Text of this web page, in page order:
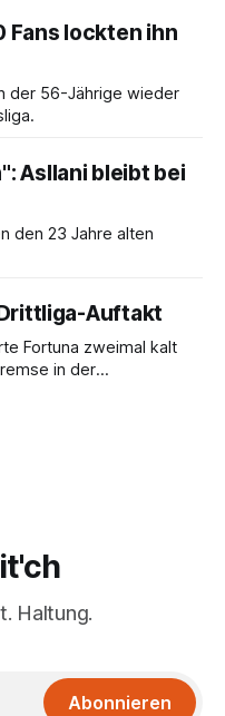
Fans lockten ihn
der 56-Jährige wieder
Asllani bleibt bei
den 23 Jahre alten
Auftakt
Fortuna zweimal kalt
in der
Haltung.
Abonnieren